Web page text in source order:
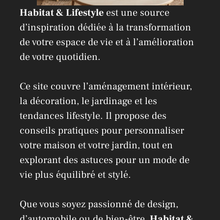
Habitat & Lifestyle est une source
d’inspiration dédiée à la transformation
de votre espace de vie et à l’amélioration
de votre quotidien.
Ce site couvre l’aménagement intérieur,
la décoration, le jardinage et les
tendances lifestyle. Il propose des
conseils pratiques pour personnaliser
votre maison et votre jardin, tout en
explorant des astuces pour un mode de
vie plus équilibré et stylé.
Que vous soyez passionné de design,